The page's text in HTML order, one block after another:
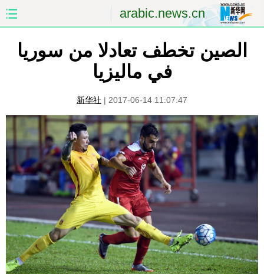
arabic.news.cn
الاقتصاد الصين والعالم العربي
العلوم والصحة الثقافة والتعليم
الرياضة السياحة والبيئة
مؤتمر صحفى للخارجية الصور
الصين تخطف تعادلا من سوريا
في ماليزيا
新华社 | 2017-06-14 11:07:47